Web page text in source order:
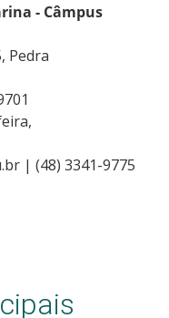
- Câmpus
Pedra
| (48) 3341-9775